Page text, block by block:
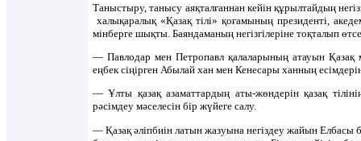
Таныстыру, танысу аяқталғаннан кейін құрылтайдың
халықаралық «Қазақ тілі» қоғамының президенті,
мінберге шықты. Баяндаманың негізгілеріне тоқталып
— Павлодар мен Петропавл қалаларының атауын Қазақ
еңбек сіңірген Абылай хан мен Кенесары ханның
— Ұлты қазақ азаматтардың аты-жөндерін қазақ
рәсімдеу мәселесін бір жүйеге салу.
— Қазақ әліпбиін латын жазуына негіздеу жайын Елбасы